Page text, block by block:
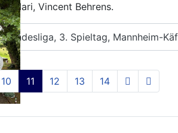
Mari, Vincent Behrens.
3. Spieltag, Mannheim-
10 11 12 13 14